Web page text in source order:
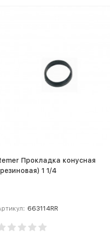
Прокладка конусная
1 1/4
663114RR